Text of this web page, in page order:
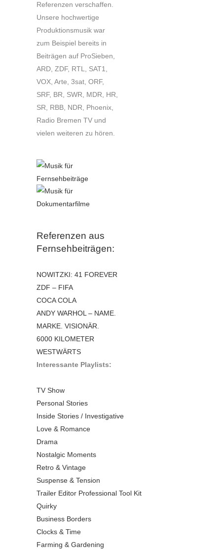
Referenzen verschaffen.
Unsere hochwertige
Produktionsmusik war
zum Beispiel bereits in
Beiträgen auf ProSieben,
ARD, ZDF, RTL, SAT1,
VOX, Arte, 3sat, ORF,
SRF, BR, SWR, MDR, HR,
SR, RBB, NDR, Phoenix,
Radio Bremen TV und
vielen weiteren zu hören.
Referenzen aus
Fernsehbeiträgen:
NOWITZKI: 41 FOREVER
ZDF – FIFA
COCA COLA
ANDY WARHOL – NAME.
MARKE. VISIONÄR.
6000 KILOMETER
WESTWÄRTS
Interessante Playlists:
TV Show
Personal Stories
Inside Stories / Investigative
Love & Romance
Drama
Nostalgic Moments
Retro & Vintage
Suspense & Tension
Trailer Editor Professional Tool Kit
Quirky
Business Borders
Clocks & Time
Farming & Gardening